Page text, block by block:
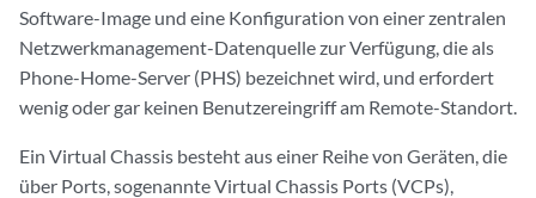
Software-Image und eine Konfiguration von einer zentralen
Netzwerkmanagement-Datenquelle zur Verfügung, die als
Phone-Home-Server (PHS) bezeichnet wird, und erfordert
wenig oder gar keinen Benutzereingriff am Remote-Standort.
Ein Virtual Chassis besteht aus einer Reihe von Geräten, die
über Ports, sogenannte Virtual Chassis Ports (VCPs),